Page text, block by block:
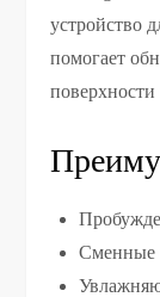
устройство
помогает
Сменные